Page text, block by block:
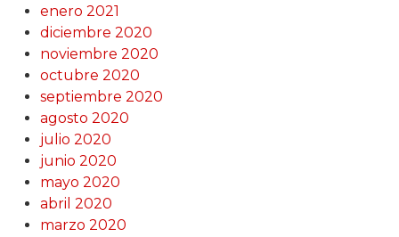
enero 2021
diciembre 2020
noviembre 2020
octubre 2020
septiembre 2020
agosto 2020
julio 2020
junio 2020
mayo 2020
abril 2020
marzo 2020